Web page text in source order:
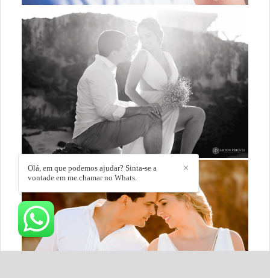
✕
Olá, em que podemos ajudar? Sinta-se a
vontade em me chamar no Whats.